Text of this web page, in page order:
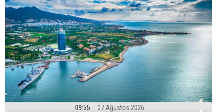
09:55 07 Ağustos 2026